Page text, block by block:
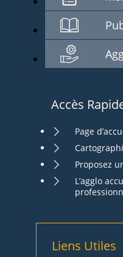
Accès
Page
Proposez
L’agglo
Liens Utiles